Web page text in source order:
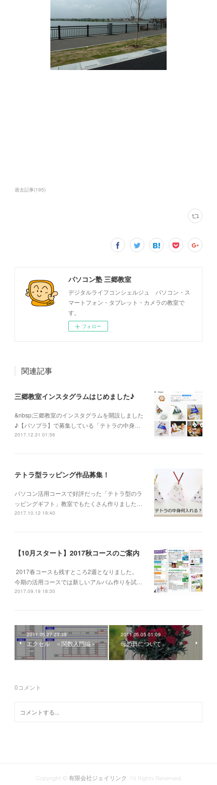
過去記事(195)
パソコン塾 三郷教室
デジタルライフコンシェルジュ パソコン・ス
マートフォン・タブレット・カメラの教室で
す。
フォロー
関連記事
三郷教室インスタグラムはじめました♪
&nbsp;三郷教室のインスタグラムを開設しました
♪【パソプラ】で募集している「テトラの中身…
2017.12.31 01:56
テトラ型ラッピング作品募集！
パソコン活用コースで好評だった「テトラ型のラ
ッピングギフト」教室でもたくさん作りました…
2017.10.12 19:40
【10月スタート】2017秋コースのご案内
2017春コースも残すところ2週となりました。
今期の活用コースでは新しいアルバム作りを試…
2017.09.19 18:30
2011.05.27 23:38
エクセル ＜関数入門編＞
2011.05.05 01:09
母の日について
0コメント
Copyright © 有限会社ジェイリンク. All Rights Reserved.